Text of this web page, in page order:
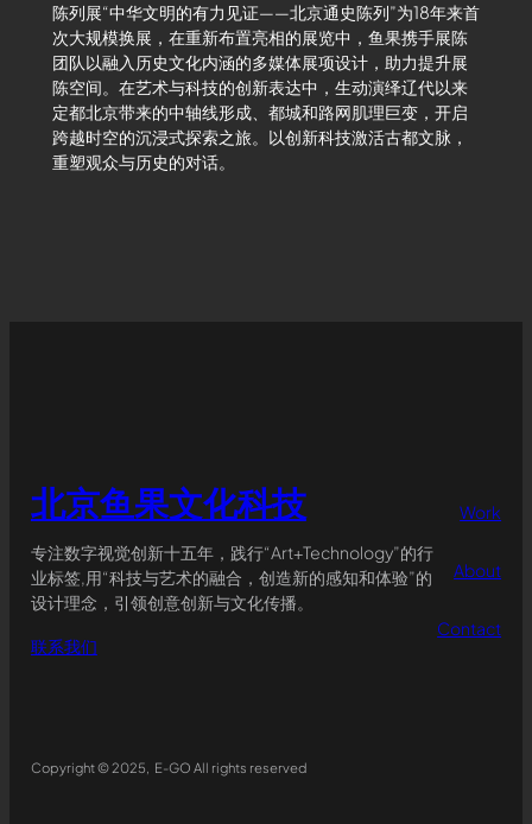
陈列展“中华文明的有力见证——北京通史陈列”为18年来首
次大规模换展，在重新布置亮相的展览中，鱼果携手展陈
团队以融入历史文化内涵的多媒体展项设计，助力提升展
陈空间。在艺术与科技的创新表达中，生动演绎辽代以来
定都北京带来的中轴线形成、都城和路网肌理巨变，开启
跨越时空的沉浸式探索之旅。以创新科技激活古都文脉，
重塑观众与历史的对话。
北京鱼果文化科技
专注数字视觉创新十五年，践行“Art+Technology”的行
业标签,用“科技与艺术的融合，创造新的感知和体验”的
设计理念，引领创意创新与文化传播。
联系我们
Work
About
Contact
Copyright © 2025, E-GO All rights reserved